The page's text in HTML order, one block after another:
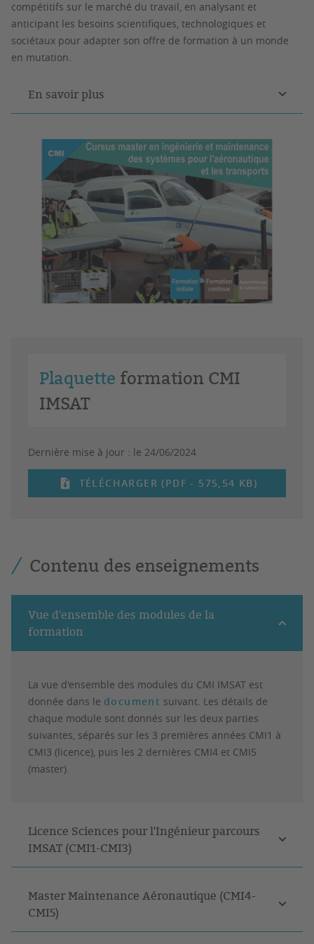
compétitifs sur le marché du travail, en analysant et
anticipant les besoins scientifiques, technologiques et
sociétaux pour adapter son offre de formation à un monde
en mutation.
En savoir plus
Plaquette formation CMI
IMSAT
Dernière mise à jour : le 24/06/2024
TÉLÉCHARGER (PDF - 575,54 KB)
Contenu des enseignements
Vue d'ensemble des modules de la
formation
La vue d'ensemble des modules du CMI IMSAT est
donnée dans le document suivant. Les détails de
chaque module sont donnés sur les deux parties
suivantes, séparés sur les 3 premières années CMI1 à
CMI3 (licence), puis les 2 dernières CMI4 et CMI5
(master).
Licence Sciences pour l'Ingénieur parcours
IMSAT (CMI1-CMI3)
Master Maintenance Aéronautique (CMI4-
CMI5)